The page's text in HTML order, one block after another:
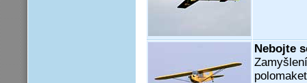
Nebojte